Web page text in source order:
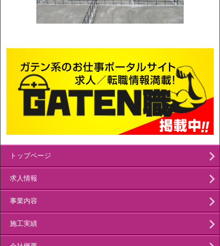
トップページ
求人情報
事業内容
施工実績